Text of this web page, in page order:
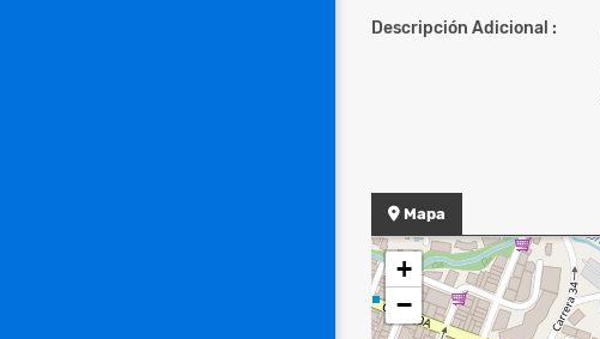
Descripción Adicional :
Mapa
+
−